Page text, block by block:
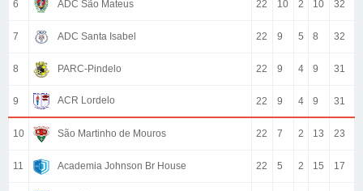
6 ADC São Mateus 22 10 2 10 32
7 ADC Santa Isabel 22 9 5 8 32
8 PARC-Pindelo 22 9 4 9 31
9 ACR Lordelo 22 9 4 9 31
10 São Martinho de Mouros 22 7 2 13 23
11 Academia Johnson Br House 22 5 2 15 17